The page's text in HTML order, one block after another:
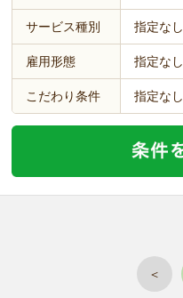
サービス種別 指定なし
雇用形態 指定なし
こだわり条件 指定なし
＜